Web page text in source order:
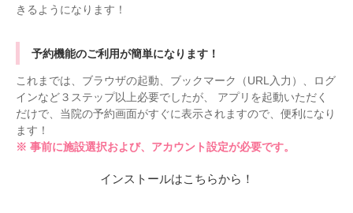
きるようになります！
予約機能のご利用が簡単になります！
これまでは、ブラウザの起動、ブックマーク（URL入力）、ログ
インなど３ステップ以上必要でしたが、 アプリを起動いただく
だけで、当院の予約画面がすぐに表示されますので、便利になり
ます！
※ 事前に施設選択および、アカウント設定が必要です。
インストールはこちらから！